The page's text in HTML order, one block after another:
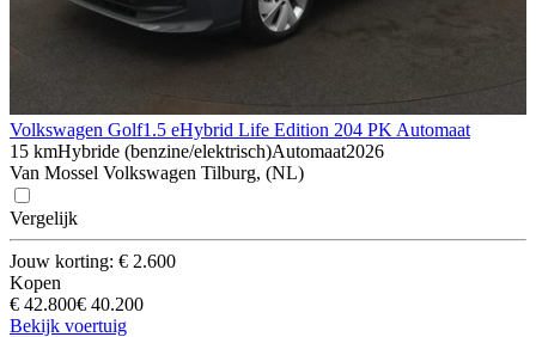
Volkswagen Golf1.5 eHybrid Life Edition 204 PK Automaat
15 kmHybride (benzine/elektrisch)Automaat2026
Van Mossel Volkswagen Tilburg, (NL)
Vergelijk
Jouw korting: € 2.600
Kopen
€ 42.800€ 40.200
Bekijk voertuig